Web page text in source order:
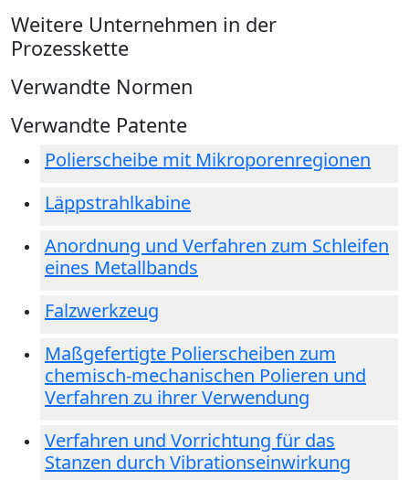
Weitere Unternehmen in der
Prozesskette
Verwandte Normen
Verwandte Patente
Polierscheibe mit Mikroporenregionen
Läppstrahlkabine
Anordnung und Verfahren zum Schleifen
eines Metallbands
Falzwerkzeug
Maßgefertigte Polierscheiben zum
chemisch-mechanischen Polieren und
Verfahren zu ihrer Verwendung
Verfahren und Vorrichtung für das
Stanzen durch Vibrationseinwirkung